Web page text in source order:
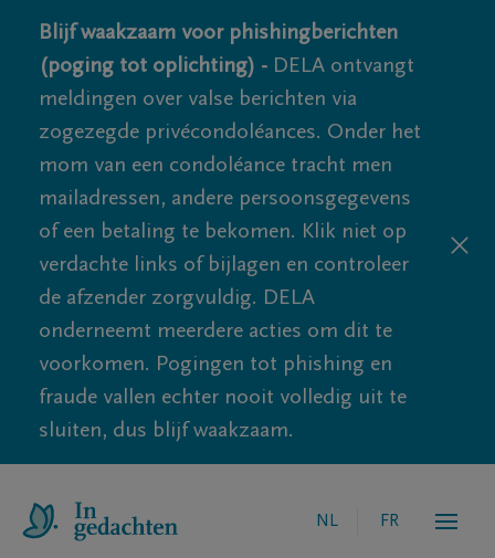
Blijf waakzaam voor phishingberichten
(poging tot oplichting) - DELA ontvangt
meldingen over valse berichten via
zogezegde privécondoléances. Onder het
mom van een condoléance tracht men
mailadressen, andere persoonsgegevens
of een betaling te bekomen. Klik niet op
verdachte links of bijlagen en controleer
de afzender zorgvuldig. DELA
onderneemt meerdere acties om dit te
voorkomen. Pogingen tot phishing en
fraude vallen echter nooit volledig uit te
sluiten, dus blijf waakzaam.
NL FR